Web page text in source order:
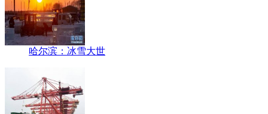
哈尔滨：冰雪大世